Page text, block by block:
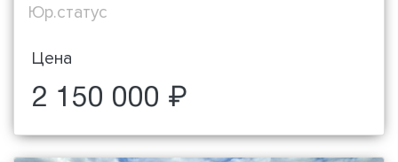
Юр.статус
Цена
2 150 000 ₽